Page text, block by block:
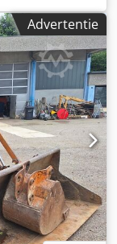
OIL
m³ SAE
3,93 m
4,37
werkplaats
Grote
filters, inclusief
2026: De
aanvraag)
Advertentie